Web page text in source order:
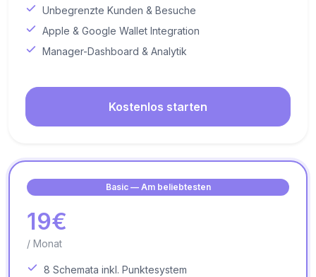
Unbegrenzte Kunden & Besuche
Apple & Google Wallet Integration
Manager-Dashboard & Analytik
Kostenlos starten
Basic — Am beliebtesten
19€
/ Monat
8 Schemata inkl. Punktesystem